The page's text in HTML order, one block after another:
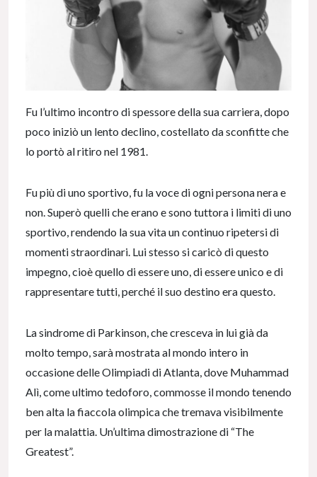
Fu l’ultimo incontro di spessore della sua carriera, dopo
poco iniziò un lento declino, costellato da sconfitte che
lo portò al ritiro nel 1981.
Fu più di uno sportivo, fu la voce di ogni persona nera e
non. Superò quelli che erano e sono tuttora i limiti di uno
sportivo, rendendo la sua vita un continuo ripetersi di
momenti straordinari. Lui stesso si caricò di questo
impegno, cioè quello di essere uno, di essere unico e di
rappresentare tutti, perché il suo destino era questo.
La sindrome di Parkinson, che cresceva in lui già da
molto tempo, sarà mostrata al mondo intero in
occasione delle Olimpiadi di Atlanta, dove Muhammad
Alì, come ultimo tedoforo, commosse il mondo tenendo
ben alta la fiaccola olimpica che tremava visibilmente
per la malattia. Un’ultima dimostrazione di “The
Greatest”.